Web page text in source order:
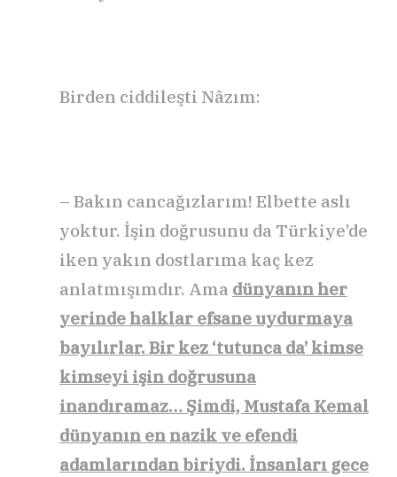
Birden ciddileşti Nâzım:
– Bakın cancağızlarım! Elbette aslı
yoktur. İşin doğrusunu da Türkiye’de
iken yakın dostlarıma kaç kez
anlatmışımdır. Ama dünyanın her
yerinde halklar efsane uydurmaya
bayılırlar. Bir kez ‘tutunca da’ kimse
kimseyi işin doğrusuna
inandıramaz… Şimdi, Mustafa Kemal
dünyanın en nazik ve efendi
adamlarından biriydi. İnsanları gece